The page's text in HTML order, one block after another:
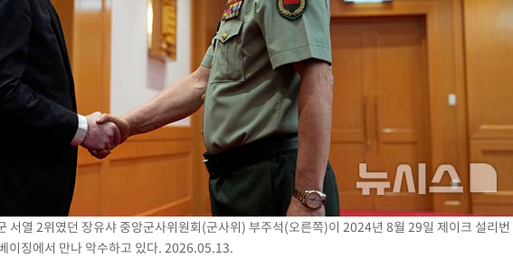
서열 2위였던 장유샤 중앙군사위원회(군사위) 부주석(오른쪽)이 2024년 8월 29일 제이크 설리번
이징에서 만나 악수하고 있다. 2026.05.13.